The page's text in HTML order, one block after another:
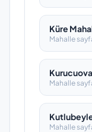
Küre
Mahalle
Mahalle
Mahalle